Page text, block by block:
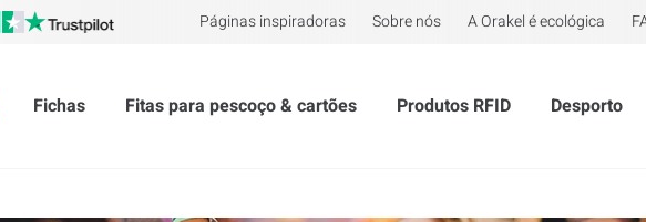
Páginas inspiradoras Sobre nós A Orakel é ecológica
Fichas Fitas para pescoço & cartões Produtos RFID Desporto